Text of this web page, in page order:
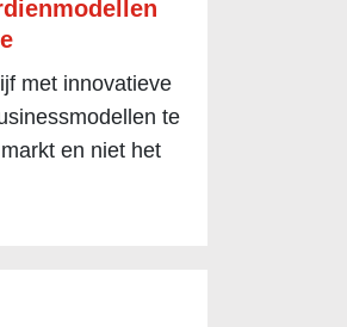
met innovatieve
te
en niet het